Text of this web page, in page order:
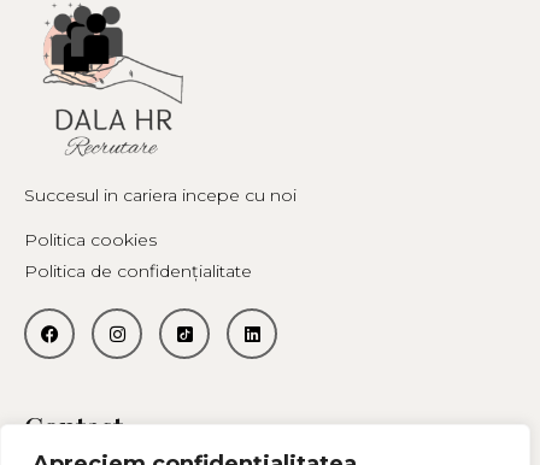
Succesul in cariera incepe cu noi
Politica cookies
Politica de confidențialitate
Contact